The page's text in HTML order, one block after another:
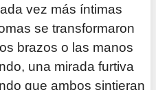
vez más íntimas
se transformaron
brazos o las manos
una mirada furtiva
que ambos sintieran